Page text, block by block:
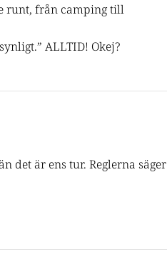
runt, från camping till
ALLTID! Okej?
det är ens tur. Reglerna säger